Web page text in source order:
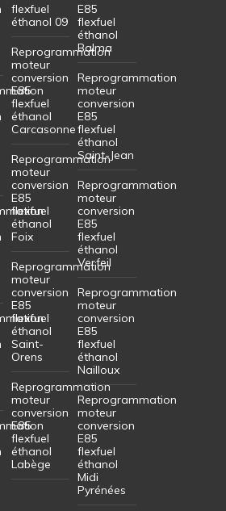
flexfuel
éthanol 09
Reprogrammation
moteur
conversion
E85
flexfuel
éthanol
Carcasonne
Reprogrammation
moteur
conversion
E85
flexfuel
éthanol
Foix
Reprogrammation
moteur
conversion
E85
flexfuel
éthanol
Saint-
Orens
Reprogrammation
moteur
conversion
E85
flexfuel
éthanol
Labège
E85
flexfuel
éthanol
Balma
Reprogrammation
moteur
conversion
E85
flexfuel
éthanol
Saint-Jean
Reprogrammation
moteur
conversion
E85
flexfuel
éthanol
Verfeil
Reprogrammation
moteur
conversion
E85
flexfuel
éthanol
Nailloux
Reprogrammation
moteur
conversion
E85
flexfuel
éthanol
Midi
Pyrénées